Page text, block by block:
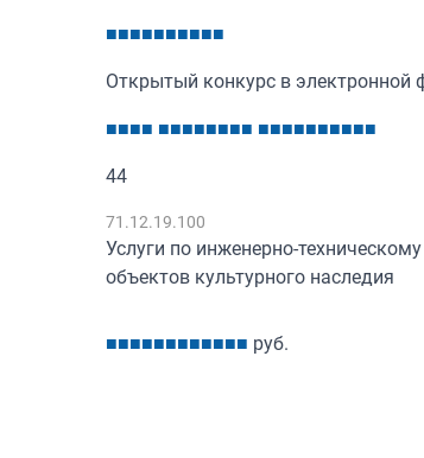
■■■■■■■■■■
Открытый конкурс в электронной
■■■■ ■■■■■■■■ ■■■■■■■■■■
44
71.12.19.100
Услуги по инженерно-
объектов культурного наследия
■■■■■■■■■■■■ руб.